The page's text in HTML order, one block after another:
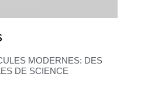
MODERNES: DES
DE SCIENCE